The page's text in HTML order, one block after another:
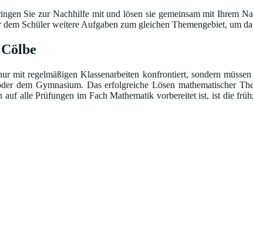
Sie zur Nachhilfe mit und lösen sie gemeinsam mit Ihrem
Schüler weitere Aufgaben zum gleichen Themengebiet, um
mit regelmäßigen Klassenarbeiten konfrontiert, sondern
dem Gymnasium. Das erfolgreiche Lösen mathematischer
alle Prüfungen im Fach Mathematik vorbereitet ist, ist die